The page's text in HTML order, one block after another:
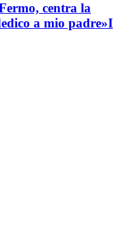
centra la
a mio padre»I